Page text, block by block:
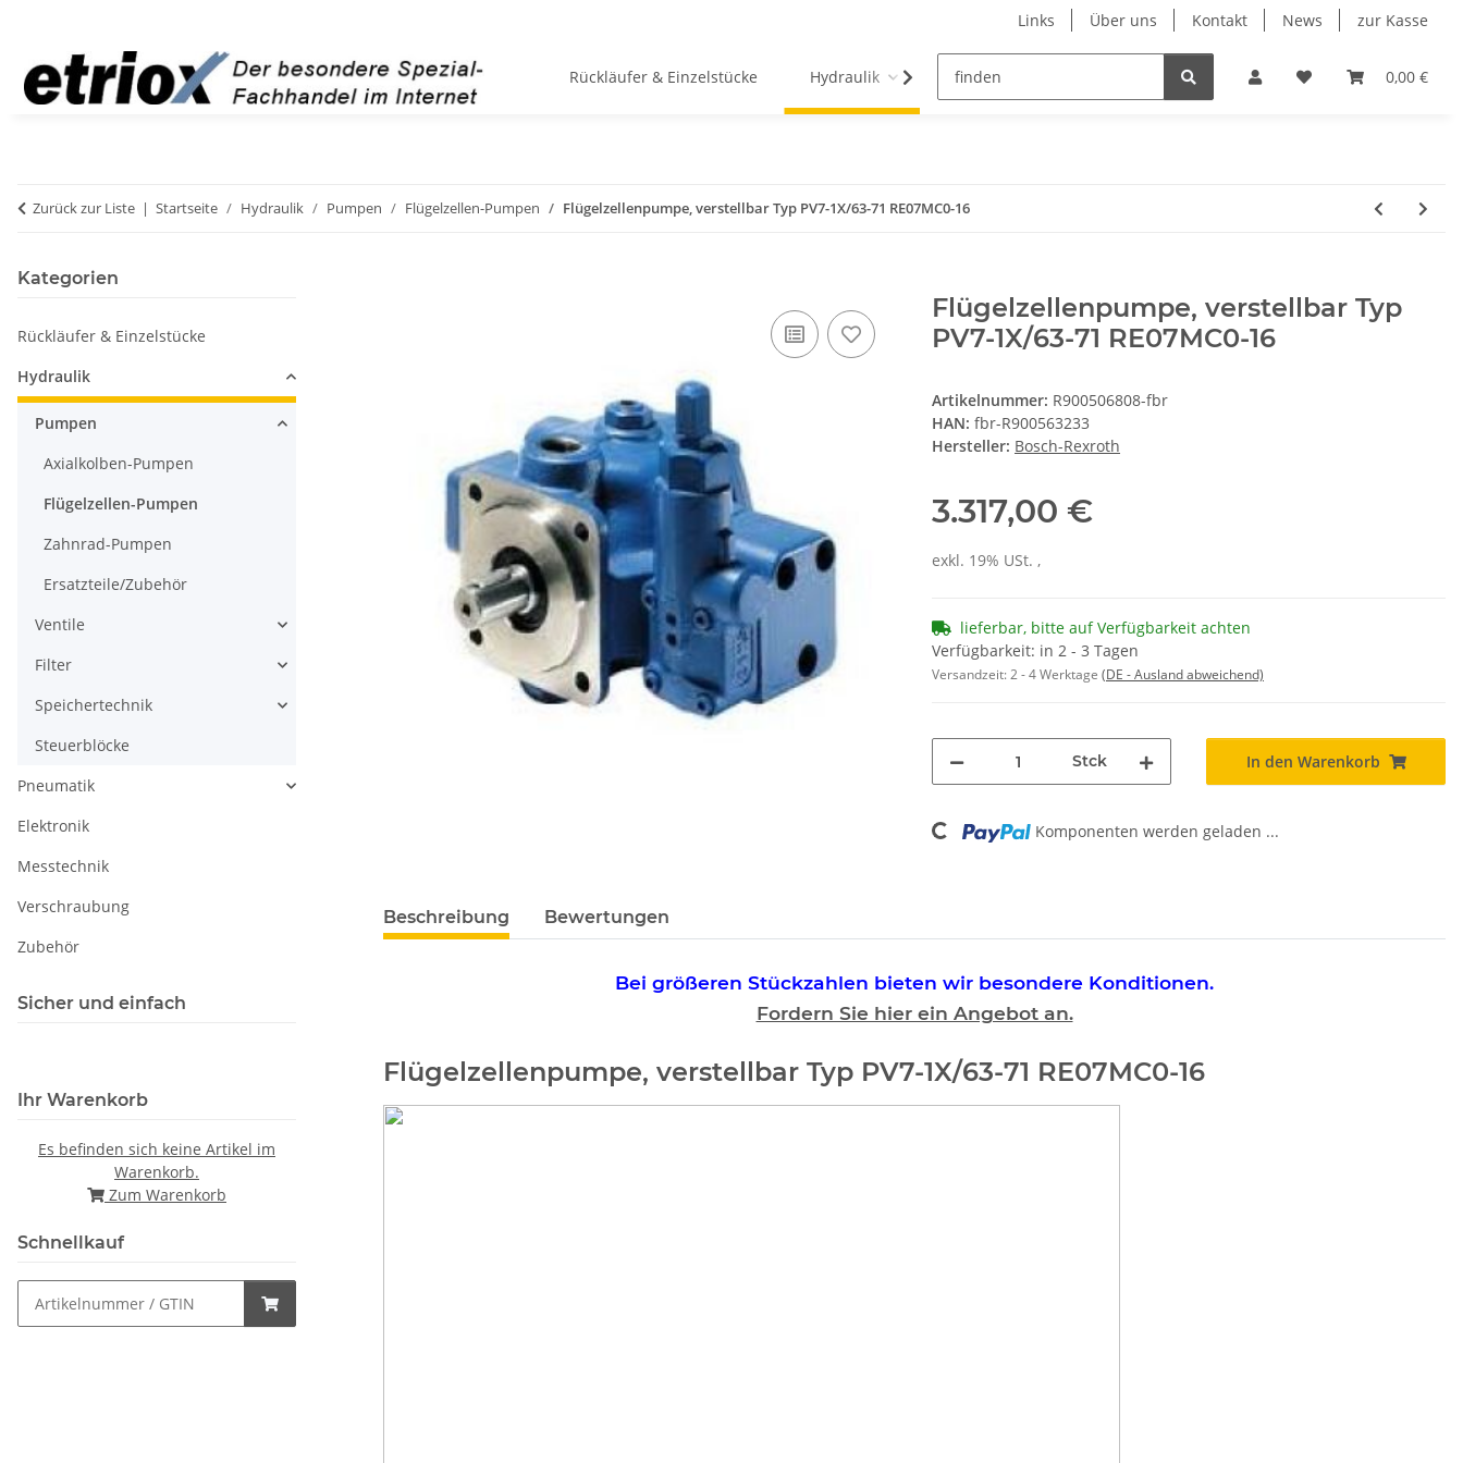
Links Über uns Kontakt News zur Kasse
0,00 €
Rückläufer & Einzelstücke Hydraulik Pneumatik Messtechnik
Zurück zur Liste Startseite Hydraulik Pumpen Flügelzellen-Pumpen Flügelzellenpumpe, verstellbar Typ PV7-1X/63-71 RE07MC0-16
Flügelzellenpumpe, verstellbar Typ
PV7-1X/63-71 RE07MC0-16
Artikelnummer: R900506808-fbr
HAN: fbr-R900563233
Hersteller: Bosch-Rexroth
3.317,00 €
exkl. 19% USt. ,
lieferbar, bitte auf Verfügbarkeit achten
Verfügbarkeit: in 2 - 3 Tagen
Versandzeit:2 - 4 Werktage (DE - Ausland abweichend)
Stck In den Warenkorb
Loading... Komponenten werden geladen ...
Beschreibung Bewertungen
Bei größeren Stückzahlen bieten wir besondere Konditionen.
Fordern Sie hier ein Angebot an.
Flügelzellenpumpe, verstellbar Typ PV7-1X/63-71 RE07MC0-16
Kategorien
Rückläufer & Einzelstücke
Hydraulik
Pumpen
Axialkolben-Pumpen
Flügelzellen-Pumpen
Zahnrad-Pumpen
Ersatzteile/Zubehör
Ventile
Filter
Speichertechnik
Steuerblöcke
Pneumatik
Elektronik
Messtechnik
Verschraubung
Zubehör
Sicher und einfach
Ihr Warenkorb
Es befinden sich keine Artikel im
Warenkorb.
Zum Warenkorb
Schnellkauf